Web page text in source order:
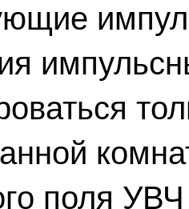
поля